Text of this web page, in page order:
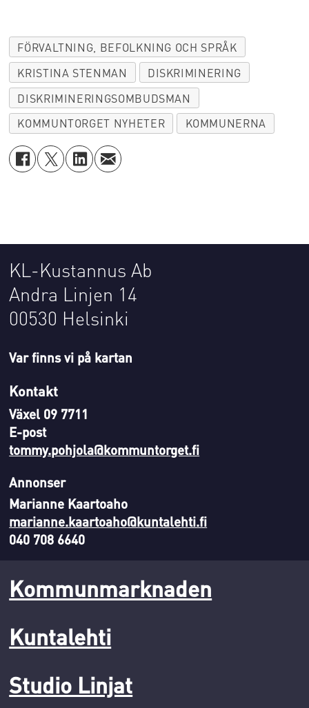
FÖRVALTNING, BEFOLKNING OCH SPRÅK
KRISTINA STENMAN
DISKRIMINERING
DISKRIMINERINGSOMBUDSMAN
KOMMUNTORGET NYHETER
KOMMUNERNA
KL-Kustannus Ab
Andra Linjen 14
00530 Helsinki
Var finns vi på kartan
Kontakt
Växel 09 7711
E-post
tommy.pohjola@kommuntorget.fi
Annonser
Marianne Kaartoaho
marianne.kaartoaho@kuntalehti.fi
040 708 6640
Kommunmarknaden
Kuntalehti
Studio Linjat